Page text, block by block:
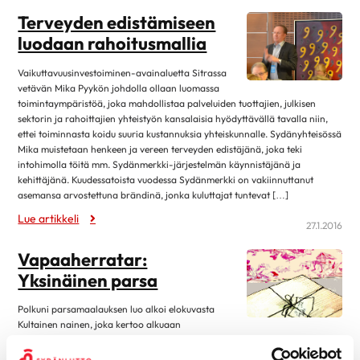
Harvinaiset sydänsairaudet
Kardiomyopatiat
Kohonnut verenpaine
Läppäviat
Muut rytmihäiriöt
Sepelvaltimotauti
Sydämen vajaatoiminta
Sydänlihaksen ja läppien tulehdukset
Sydänsairauksien oireet ja vaaratekijät
Sydänsairauksien tutkimukset
Synnynnäiset sydänviat
Tahdistinhoito
Terveys & Hyvinvointi
Alkoholi
syyskuu 2023 4
elokuu 2023 13
kesäkuu 2023 1
toukokuu 2023
huhtikuu 2023
maaliskuu 2023 9
helmikuu 2023
tammikuu 2023
marraskuu 2022
syyskuu 2022 1
elokuu 2022 12
kesäkuu 2022 1
Terveyden edistämiseen
luodaan rahoitusmallia
Vaikuttavuusinvestoiminen-avainaluetta Sitrassa
vetävän Mika Pyykön johdolla ollaan luomassa
toimintaympäristöä, joka mahdollistaa palveluiden tuottajien, julkisen
sektorin ja rahoittajien yhteistyön kansalaisia hyödyttävällä tavalla niin,
ettei toiminnasta koidu suuria kustannuksia yhteiskunnalle. Sydänyhteisössä
Mika muistetaan henkeen ja vereen terveyden edistäjänä, joka teki
intohimolla töitä mm. Sydänmerkki-järjestelmän käynnistäjänä ja
kehittäjänä. Kuudessatoista vuodessa Sydänmerkki on vakiinnuttanut
asemansa arvostettuna brändinä, jonka kuluttajat tuntevat […]
Lue artikkeli 27.1.2016
Vapaaherratar:
Yksinäinen parsa
Polkuni parsamaalauksen luo alkoi elokuvasta
Kultainen nainen, joka kertoo alkuaan
oikeustaistelusta saada suvulleen takaisin natsien ryöstämä maalaus.